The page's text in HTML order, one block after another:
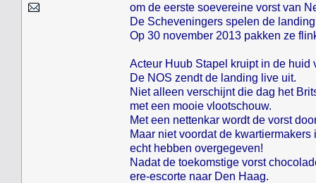
om de eerste soevereine vorst van
De Scheveningers spelen de
Op 30 november 2013 pakken ze
Acteur Huub Stapel kruipt in de
De NOS zendt de landing live uit.
Niet alleen verschijnt die dag het
met een mooie vlootschouw.
Met een nettenkar wordt de vorst
Maar niet voordat de
echt hebben overgegeven!
Nadat de toekomstige vorst
ere-escorte naar Den Haag.